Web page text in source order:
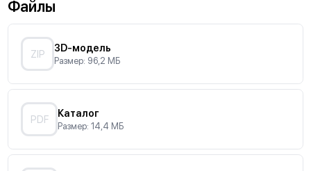
Файлы
ZIP
3D-модель
Размер: 96,2 МБ
PDF
Каталог
Размер: 14,4 МБ